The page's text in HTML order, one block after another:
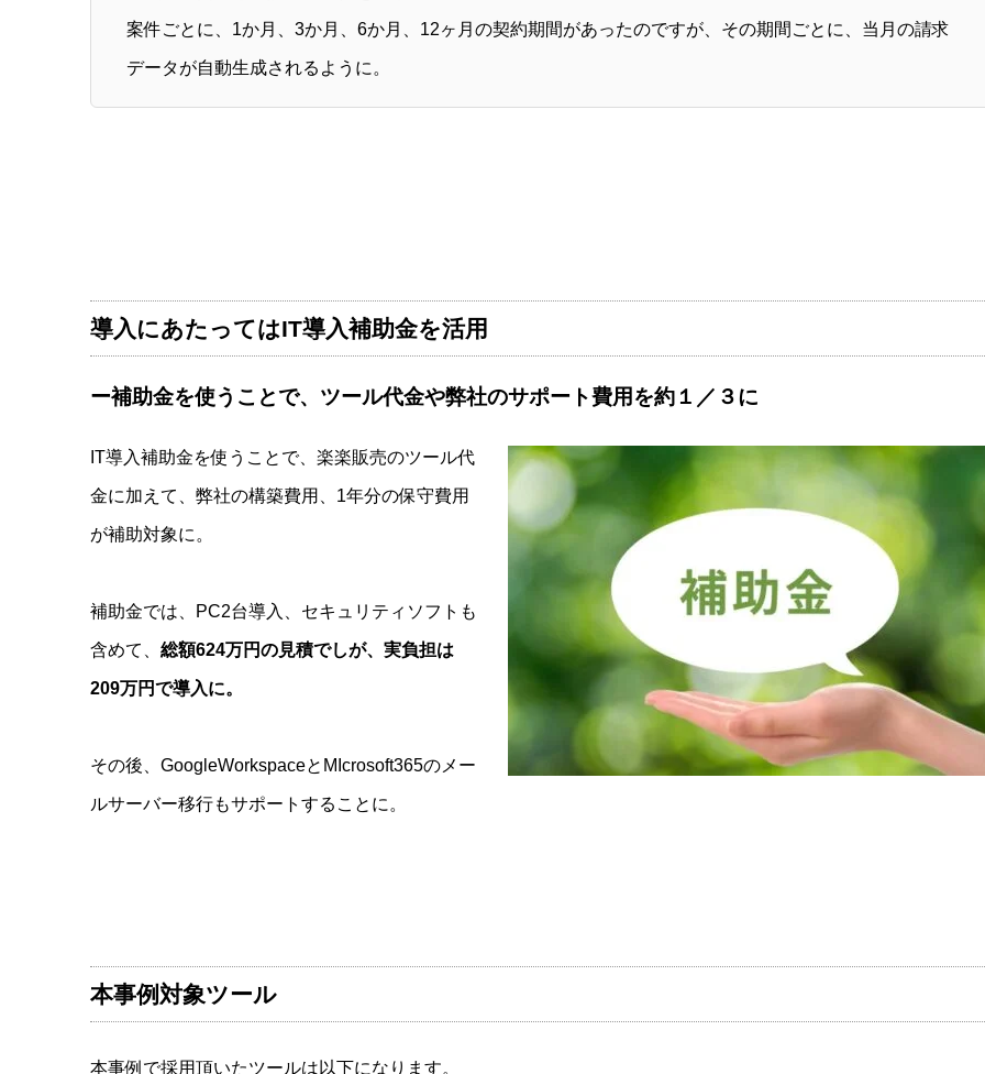
案件ごとに、1か月、3か月、6か月、12ヶ月の契約期間があったのですが、その期間ごとに、当月の請求
データが自動生成されるように。
導入にあたってはIT導入補助金を活用
ー補助金を使うことで、ツール代金や弊社のサポート費用を約１／３に
IT導入補助金を使うことで、楽楽販売のツール代
金に加えて、弊社の構築費用、1年分の保守費用
が補助対象に。
補助金では、PC2台導入、セキュリティソフトも
含めて、 総額624万円の見積でしが、実負担は
209万円で導入に。
その後、GoogleWorkspaceとMIcrosoft365のメー
ルサーバー移行もサポートすることに。
本事例対象ツール
本事例で採用頂いたツールは以下になります。